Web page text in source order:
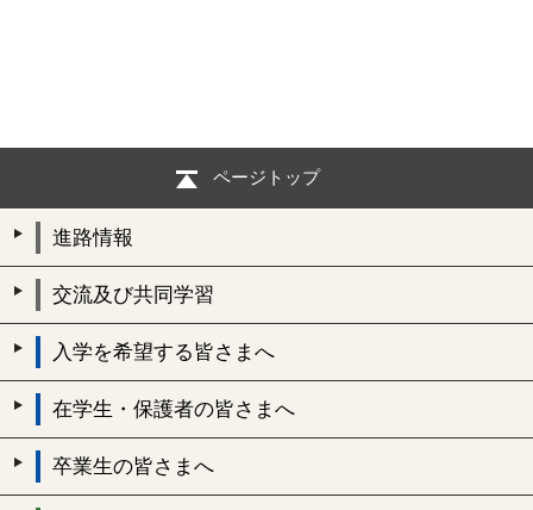
ページトップ
進路情報
交流及び共同学習
入学を希望する皆さまへ
在学生・保護者の皆さまへ
卒業生の皆さまへ